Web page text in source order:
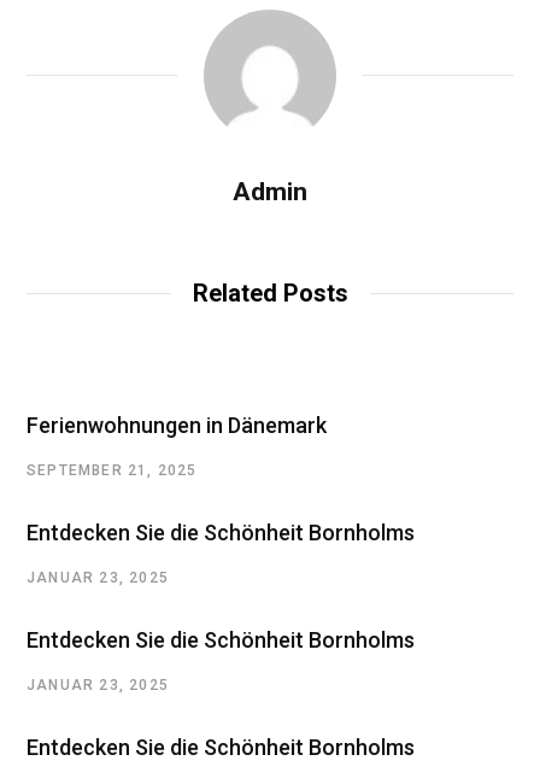
Admin
Related Posts
Ferienwohnungen in Dänemark
SEPTEMBER 21, 2025
Entdecken Sie die Schönheit Bornholms
JANUAR 23, 2025
Entdecken Sie die Schönheit Bornholms
JANUAR 23, 2025
Entdecken Sie die Schönheit Bornholms